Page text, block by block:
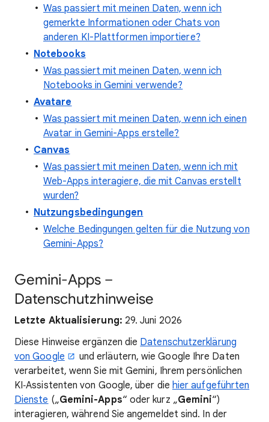
Was passiert mit meinen Daten, wenn ich
gemerkte Informationen oder Chats von
anderen KI-Plattformen importiere?
Notebooks
Was passiert mit meinen Daten, wenn ich
Notebooks in Gemini verwende?
Avatare
Was passiert mit meinen Daten, wenn ich einen
Avatar in Gemini-Apps erstelle?
Canvas
Was passiert mit meinen Daten, wenn ich mit
Web-Apps interagiere, die mit Canvas erstellt
wurden?
Nutzungsbedingungen
Welche Bedingungen gelten für die Nutzung von
Gemini-Apps?
Gemini-Apps –
Datenschutzhinweise
Letzte Aktualisierung: 29. Juni 2026
Diese Hinweise ergänzen die Datenschutzerklärung
von Google
und erläutern, wie Google Ihre Daten
verarbeitet, wenn Sie mit Gemini, Ihrem persönlichen
KI‑Assistenten von Google, über die hier aufgeführten
Dienste („Gemini-Apps“ oder kurz „Gemini“)
interagieren, während Sie angemeldet sind. In der